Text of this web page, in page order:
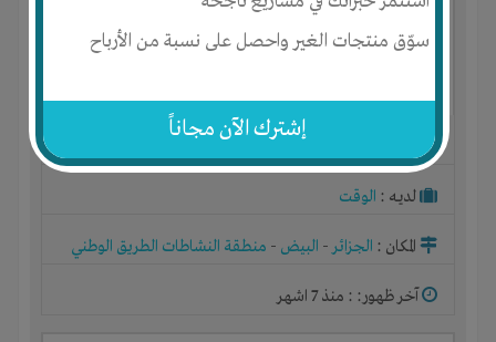
سوّق منتجات الغير واحصل على نسبة من الأرباح
إشترك الآن مجاناً
لديـه : الوقت
المكان : الجزائر- البيض - منطقة النشاطات الطريق الوطني
آخر ظهور: : منذ 7 اشهر